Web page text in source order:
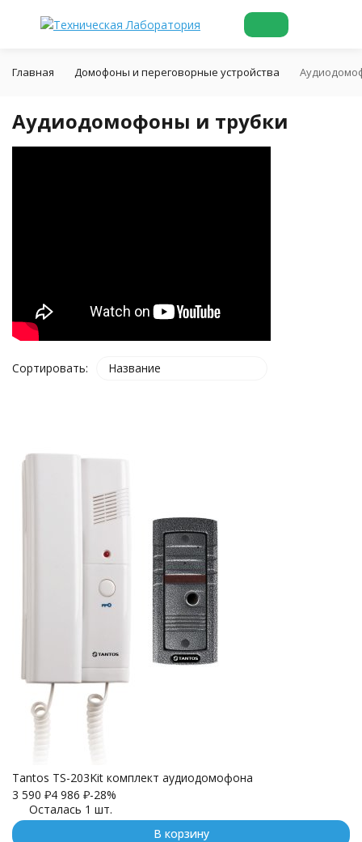
Главная Домофоны и переговорные устройства
Аудиодомофоны и трубки
Сортировать: Название
Tantos TS-203Kit комплект аудиодомофона
3 590 ₽4 986 ₽-28%
Осталась 1 шт.
В корзину